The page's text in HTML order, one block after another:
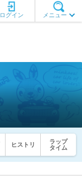
メニュー
ログイン
ヒストリ
ラップ
タイム